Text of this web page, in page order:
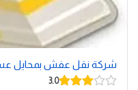
شركة نقل عفش بمحايل
3.0